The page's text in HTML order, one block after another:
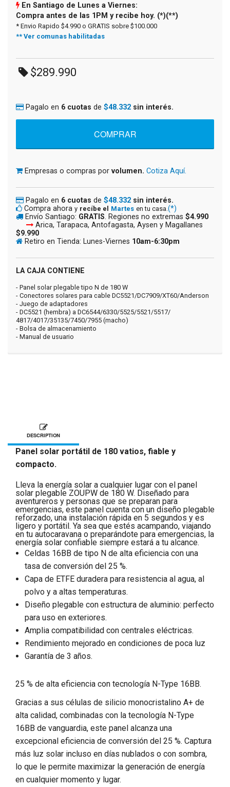
En Santiago de Lunes a Viernes:
Compra antes de las 1PM y recibe hoy. (*)(**)
* Envio Rapido $4.990 o GRATIS sobre $100.000
** Ver comunas habilitadas
$289.990
Pagalo en 6 cuotas de $48.332 sin interés.
Empresas o compras por volumen. Cotiza Aquí.
Pagalo en 6 cuotas de $48.332 sin interés.
Compra ahora y recíbe el Martes en tu casa. (*)
Envío Santiago: GRATIS. Regiones no extremas $4.990
Arica, Tarapaca, Antofagasta, Aysen y Magallanes
$9.990
Retiro en Tienda: Lunes-Viernes 10am-6:30pm
LA CAJA CONTIENE
- Panel solar plegable tipo N de 180 W
- Conectores solares para cable DC5521/DC7909/XT60/Anderson
- Juego de adaptadores
- DC5521 (hembra) a DC6544/6330/5525/5521/5517/
4817/4017/35135/7450/7955 (macho)
- Bolsa de almacenamiento
- Manual de usuario
DESCRIPTION
Panel solar portátil de 180 vatios, fiable y
compacto.
Lleva la energía solar a cualquier lugar con el panel
solar plegable ZOUPW de 180 W. Diseñado para
aventureros y personas que se preparan para
emergencias, este panel cuenta con un diseño plegable
reforzado, una instalación rápida en 5 segundos y es
ligero y portátil. Ya sea que estés acampando, viajando
en tu autocaravana o preparándote para emergencias, la
energía solar confiable siempre estará a tu alcance.
Celdas 16BB de tipo N de alta eficiencia con una
tasa de conversión del 25 %.
Capa de ETFE duradera para resistencia al agua, al
polvo y a altas temperaturas.
Diseño plegable con estructura de aluminio: perfecto
para uso en exteriores.
Amplia compatibilidad con centrales eléctricas.
Rendimiento mejorado en condiciones de poca luz
Garantía de 3 años.
25 % de alta eficiencia con tecnología N-Type 16BB.
Gracias a sus células de silicio monocristalino A+ de
alta calidad, combinadas con la tecnología N-Type
16BB de vanguardia, este panel alcanza una
excepcional eficiencia de conversión del 25 %. Captura
más luz solar incluso en días nublados o con sombra,
lo que le permite maximizar la generación de energía
en cualquier momento y lugar.